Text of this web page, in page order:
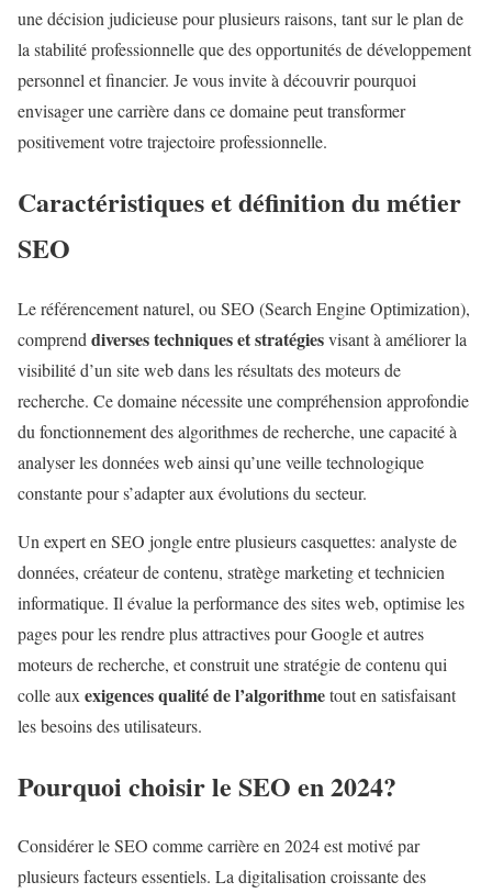
une décision judicieuse pour plusieurs raisons, tant sur le plan de
la stabilité professionnelle que des opportunités de développement
personnel et financier. Je vous invite à découvrir pourquoi
envisager une carrière dans ce domaine peut transformer
positivement votre trajectoire professionnelle.
Caractéristiques et définition du métier
SEO
Le référencement naturel, ou SEO (Search Engine Optimization),
comprend diverses techniques et stratégiesvisant à améliorer la
visibilité d’un site web dans les résultats des moteurs de
recherche. Ce domaine nécessite une compréhension approfondie
du fonctionnement des algorithmes de recherche, une capacité à
analyser les données web ainsi qu’une veille technologique
constante pour s’adapter aux évolutions du secteur.
Un expert en SEO jongle entre plusieurs casquettes: analyste de
données, créateur de contenu, stratège marketing et technicien
informatique. Il évalue la performance des sites web, optimise les
pages pour les rendre plus attractives pour Google et autres
moteurs de recherche, et construit une stratégie de contenu qui
colle aux exigences qualité de l’algorithmetout en satisfaisant
les besoins des utilisateurs.
Pourquoi choisir le SEO en 2024?
Considérer le SEO comme carrière en 2024 est motivé par
plusieurs facteurs essentiels. La digitalisation croissante des